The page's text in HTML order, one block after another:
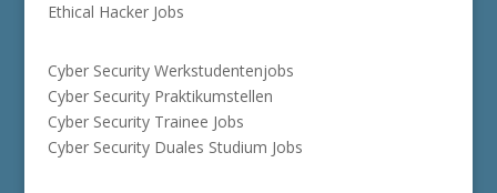
Ethical Hacker Jobs
Cyber Security Werkstudentenjobs
Cyber Security Praktikumstellen
Cyber Security Trainee Jobs
Cyber Security Duales Studium Jobs